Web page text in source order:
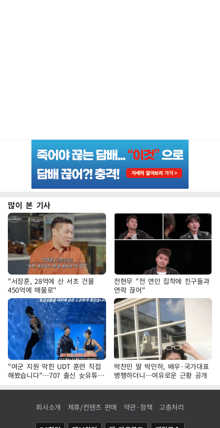
많이 본 기사
"서장훈, 28억에 산 서초 건물
450억에 매물로"
전현무 "전 연인 집착에 친구들과
연락 끊어"
"여군 지원 막힌 UDT 훈련 직접
해봤습니다"…707 출신 女유튜버
'완벽 소화'
박찬민 딸 박민하, 배우·국가대표
병행하더니…여유로운 근황 공개
회사소개 제휴/컨텐츠 판매 약관·정책 고충처리